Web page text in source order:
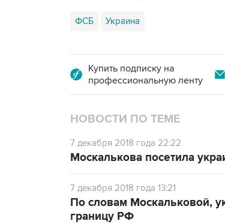
ФСБ Украина
Купить подписку на
профессиональную ленту
НОВОСТИ ПО ТЕМЕ
7 декабря 2018 года 22:22
Москалькова посетила
7 декабря 2018 года 13:21
По словам Москальковой,
границу РФ